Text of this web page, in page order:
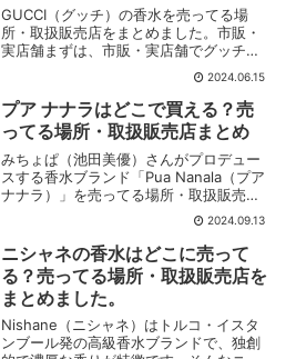
GUCCI（グッチ）の香水を売ってる場
所・取扱販売店をまとめました。市販・
実店舗まずは、市販・実店舗でグッチの
香水を売ってる場所を紹介します。
GUCCI店舗グッチは公式店舗があり、店
舗での購入が可能です。グッチの店舗は
路面店のほか、主にデパ...
2024.06.15
プア ナナラはどこで買える？売
ってる場所・取扱販売店まとめ
みちょぱ（池田美優）さんがプロデュー
スする香水ブランド「Pua Nanala（プア
ナナラ）」を売ってる場所・取扱販売店
をまとめました。市販・実店舗まずは、
市販・実店舗でプア ナナラを売ってる場
所を紹介します。ドンキホーテディスカ
ウントスト...
2024.09.13
ニシャネの香水はどこに売って
る？売ってる場所・取扱販売店を
まとめました。
Nishane（ニシャネ）はトルコ・イスタ
ンブール発の高級香水ブランドで、独創